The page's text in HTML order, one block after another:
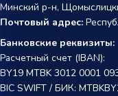
Минский р-н,
Почтовый адрес:
Банковские реквизиты:
Расчетный счет (IBAN):
BY19 MTBK 3012 0001
BIC SWIFT / БИК: